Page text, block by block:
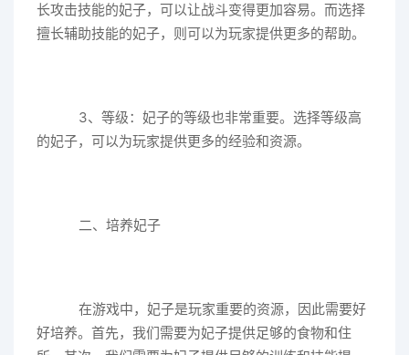
长攻击技能的妃子，可以让战斗变得更加容易。而选择
擅长辅助技能的妃子，则可以为玩家提供更多的帮助。
3、等级：妃子的等级也非常重要。选择等级高
的妃子，可以为玩家提供更多的经验和资源。
二、培养妃子
在游戏中，妃子是玩家重要的资源，因此需要好
好培养。首先，我们需要为妃子提供足够的食物和住